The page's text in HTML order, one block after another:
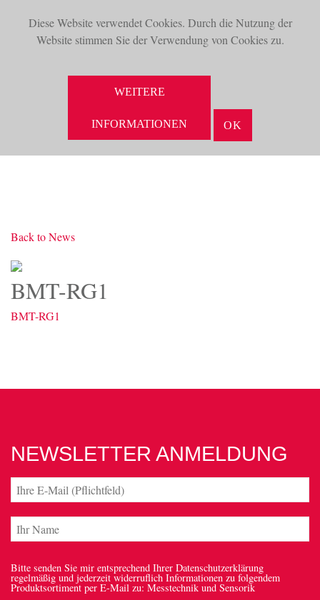
Diese Website verwendet Cookies. Durch die Nutzung der
Website stimmen Sie der Verwendung von Cookies zu.
WEITERE
INFORMATIONEN OK
Back to News
BMT-RG1
BMT-RG1
NEWSLETTER ANMELDUNG
Bitte senden Sie mir entsprechend Ihrer Datenschutzerklärung
regelmäßig und jederzeit widerruflich Informationen zu folgendem
Produktsortiment per E-Mail zu: Messtechnik und Sensorik